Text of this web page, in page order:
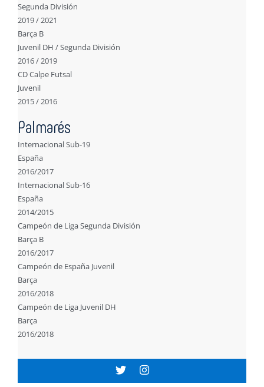
Segunda División
2019 / 2021
Barça B
Juvenil DH / Segunda División
2016 / 2019
CD Calpe Futsal
Juvenil
2015 / 2016
Palmarés
Internacional Sub-19
España
2016/2017
Internacional Sub-16
España
2014/2015
Campeón de Liga Segunda División
Barça B
2016/2017
Campeón de España Juvenil
Barça
2016/2018
Campeón de Liga Juvenil DH
Barça
2016/2018